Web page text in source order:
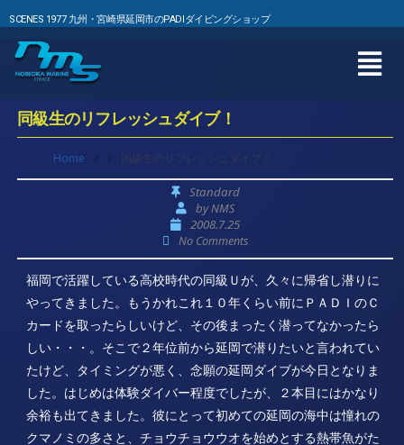
SCENES 1977 九州・宮崎県延岡市のPADIダイビングショップ
同級生のリフレッシュダイブ！
Home / / 同級生のリフレッシュダイブ！
Standard
byNMS
2008.7.25
No Comments
福岡で活躍している高校時代の同級Ｕが、久々に帰省し潜りに
やってきました。もうかれこれ１０年くらい前にＰＡＤＩのＣ
カードを取ったらしいけど、その後まったく潜ってなかったら
しい・・・。そこで２年位前から延岡で潜りたいと言われてい
たけど、タイミングが悪く、念願の延岡ダイブが今日となりま
した。はじめは体験ダイバー程度でしたが、２本目にはかなり
余裕も出てきました。彼にとって初めての延岡の海中は憧れの
クマノミの多さと、チョウチョウウオを始めとする熱帯魚がた